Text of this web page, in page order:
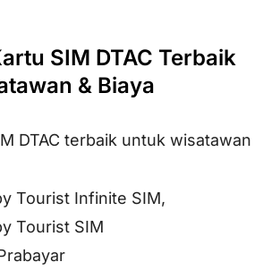
SIM DTAC Terbaik
& Biaya
DTAC terbaik untuk wisatawan
Tourist Infinite SIM,
Tourist SIM